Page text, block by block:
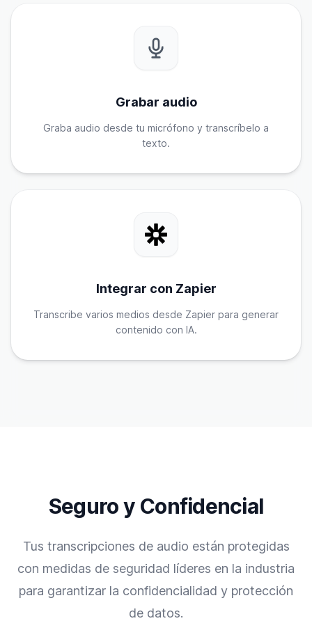
Grabar audio
Graba audio desde tu micrófono y transcríbelo a
texto.
Integrar con Zapier
Transcribe varios medios desde Zapier para generar
contenido con IA.
Seguro y Confidencial
Tus transcripciones de audio están protegidas
con medidas de seguridad líderes en la industria
para garantizar la confidencialidad y protección
de datos.